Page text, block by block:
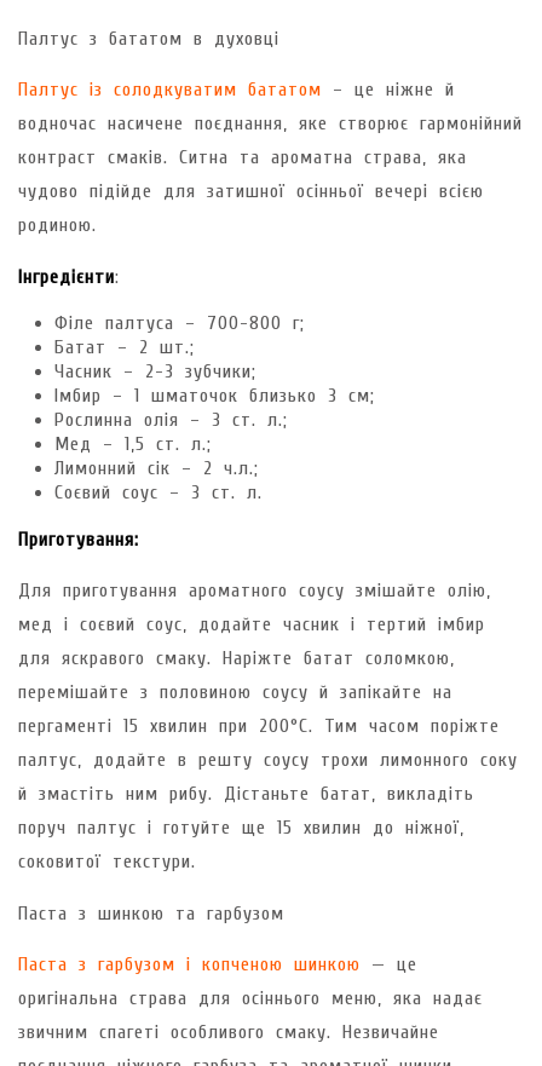
Палтус з бататом в духовці
Палтус із солодкуватим бататом – це ніжне й
водночас насичене поєднання, яке створює гармонійний
контраст смаків. Ситна та ароматна страва, яка
чудово підійде для затишної осінньої вечері всією
родиною.
Інгредієнти:
Філе палтуса – 700-800 г;
Батат – 2 шт.;
Часник – 2-3 зубчики;
Імбир – 1 шматочок близько 3 см;
Рослинна олія – 3 ст. л.;
Мед – 1,5 ст. л.;
Лимонний сік – 2 ч.л.;
Соєвий соус – 3 ст. л.
Приготування:
Для приготування ароматного соусу змішайте олію,
мед і соєвий соус, додайте часник і тертий імбир
для яскравого смаку. Наріжте батат соломкою,
перемішайте з половиною соусу й запікайте на
пергаменті 15 хвилин при 200°C. Тим часом поріжте
палтус, додайте в решту соусу трохи лимонного соку
й змастіть ним рибу. Дістаньте батат, викладіть
поруч палтус і готуйте ще 15 хвилин до ніжної,
соковитої текстури.
Паста з шинкою та гарбузом
Паста з гарбузом і копченою шинкою — це
оригінальна страва для осіннього меню, яка надає
звичним спагеті особливого смаку. Незвичайне